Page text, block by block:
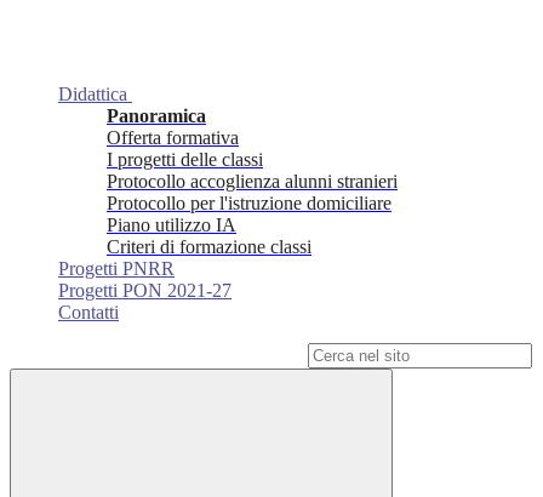
Didattica
Panoramica
Offerta formativa
I progetti delle classi
Protocollo accoglienza alunni stranieri
Protocollo per l'istruzione domiciliare
Piano utilizzo IA
Criteri di formazione classi
Progetti PNRR
Progetti PON 2021-27
Contatti